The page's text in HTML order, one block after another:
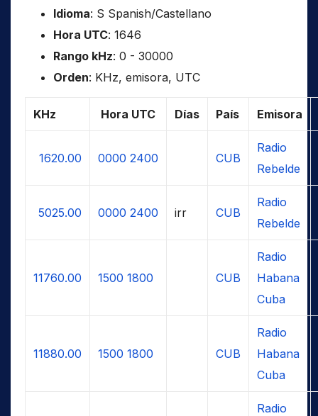
Idioma: S Spanish/Castellano
Hora UTC: 1646
Rango kHz: 0 - 30000
Orden: KHz, emisora, UTC
KHz Hora UTC Días País Emisora
1620.00 0000 2400 CUB
Radio
Rebelde
5025.00 0000 2400 irr CUB
Radio
Rebelde
11760.00 1500 1800 CUB
Radio
Habana
Cuba
11880.00 1500 1800 CUB
Radio
Habana
Cuba
Radio